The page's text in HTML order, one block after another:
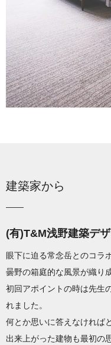
建築家から
(有)T&M浅野建築
眼下に迫る常念岳とのコ
曇野の箱庭的な風景が織り
初回アポイントの時は先生
れました。
何とか思いに答えなければ
出来上がった建物も最初の